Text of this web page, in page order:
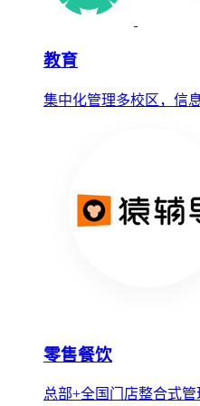
教育
集中化管理多校区，信
零售餐饮
总部+全国门店整合式